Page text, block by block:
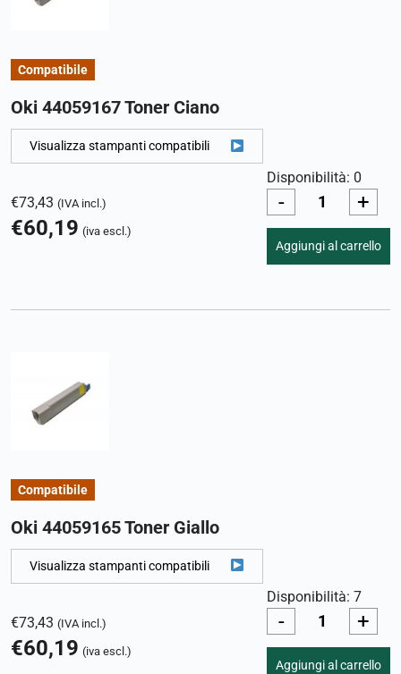
Compatibile
Oki 44059167 Toner Ciano
Visualizza stampanti compatibili
€73,43 (IVA incl.)
€60,19 (iva escl.)
Disponibilità: 0
- +
Aggiungi al carrello
Compatibile
Oki 44059165 Toner Giallo
Visualizza stampanti compatibili
€73,43 (IVA incl.)
€60,19 (iva escl.)
Disponibilità: 7
- +
Aggiungi al carrello